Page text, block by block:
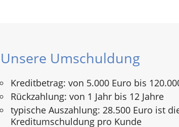
Unsere Umschuldung
Kreditbetrag: von 5.000 Euro bis
Rückzahlung: von 1 Jahr bis 12 Jahre
typische Auszahlung: 28.500 Euro ist
Kreditumschuldung pro Kunde